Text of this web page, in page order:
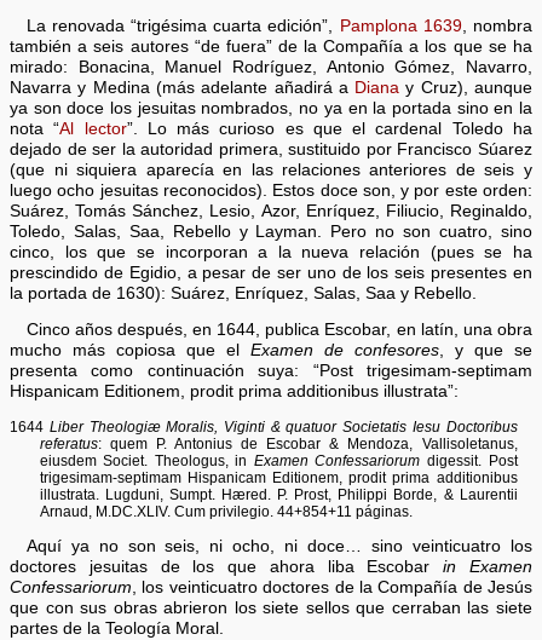
La renovada “trigésima cuarta edición”, Pamplona 1639, nombra
también a seis autores “de fuera” de la Compañía a los que se ha
mirado: Bonacina, Manuel Rodríguez, Antonio Gómez, Navarro,
Navarra y Medina (más adelante añadirá a Diana y Cruz), aunque
ya son doce los jesuitas nombrados, no ya en la portada sino en la
nota “Al lector”. Lo más curioso es que el cardenal Toledo ha
dejado de ser la autoridad primera, sustituido por Francisco Súarez
(que ni siquiera aparecía en las relaciones anteriores de seis y
luego ocho jesuitas reconocidos). Estos doce son, y por este orden:
Suárez, Tomás Sánchez, Lesio, Azor, Enríquez, Filiucio, Reginaldo,
Toledo, Salas, Saa, Rebello y Layman. Pero no son cuatro, sino
cinco, los que se incorporan a la nueva relación (pues se ha
prescindido de Egidio, a pesar de ser uno de los seis presentes en
la portada de 1630): Suárez, Enríquez, Salas, Saa y Rebello.
Cinco años después, en 1644, publica Escobar, en latín, una obra
mucho más copiosa que el Examen de confesores, y que se
presenta como continuación suya: “Post trigesimam-septimam
Hispanicam Editionem, prodit prima additionibus illustrata”:
1644 Liber Theologiæ Moralis, Viginti & quatuor Societatis Iesu Doctoribus
referatus: quem P. Antonius de Escobar & Mendoza, Vallisoletanus,
eiusdem Societ. Theologus, in Examen Confessariorum digessit. Post
trigesimam-septimam Hispanicam Editionem, prodit prima additionibus
illustrata. Lugduni, Sumpt. Hæred. P. Prost, Philippi Borde, & Laurentii
Arnaud, M.DC.XLIV. Cum privilegio. 44+854+11 páginas.
Aquí ya no son seis, ni ocho, ni doce… sino veinticuatro los
doctores jesuitas de los que ahora liba Escobarin Examen
Confessariorum, los veinticuatro doctores de la Compañía de Jesús
que con sus obras abrieron los siete sellos que cerraban las siete
partes de la Teología Moral.